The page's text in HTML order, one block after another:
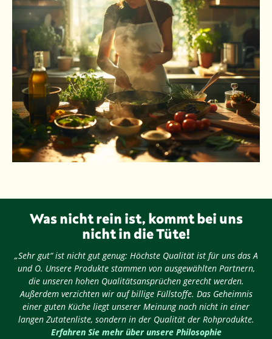
Was nicht rein ist, kommt bei uns
nicht in die Tüte!
„Sehr gut“ ist nicht gut genug: Höchste Qualität ist für uns das A
und O. Unsere Produkte stammen von ausgewählten Partnern,
die unseren hohen Qualitätsansprüchen gerecht werden.
Außerdem verzichten wir auf billige Füllstoffe. Das Geheimnis
einer guten Küche liegt unserer Meinung nach nicht in einer
langen Zutatenliste, sondern in der Qualität der Rohprodukte.
Erfahren Sie mehr über unsere Philosophie